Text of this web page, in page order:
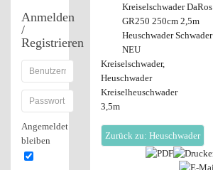
Kreiselschwader DaRos
GR250 250cm 2,5m
Heuschwader Schwader
NEU
Kreiselschwader,
Heuschwader
Kreiselheuschwader
3,5m
Zurück zu: Heuschwader
Anmelden
/
Registrieren
Angemeldet
bleiben